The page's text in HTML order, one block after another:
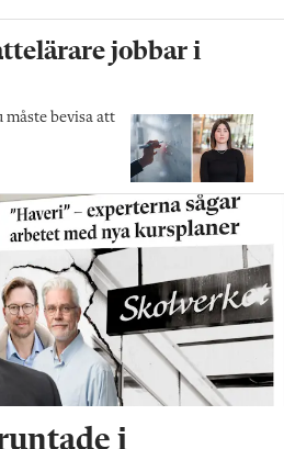
jobbar i
måste bevisa att
i